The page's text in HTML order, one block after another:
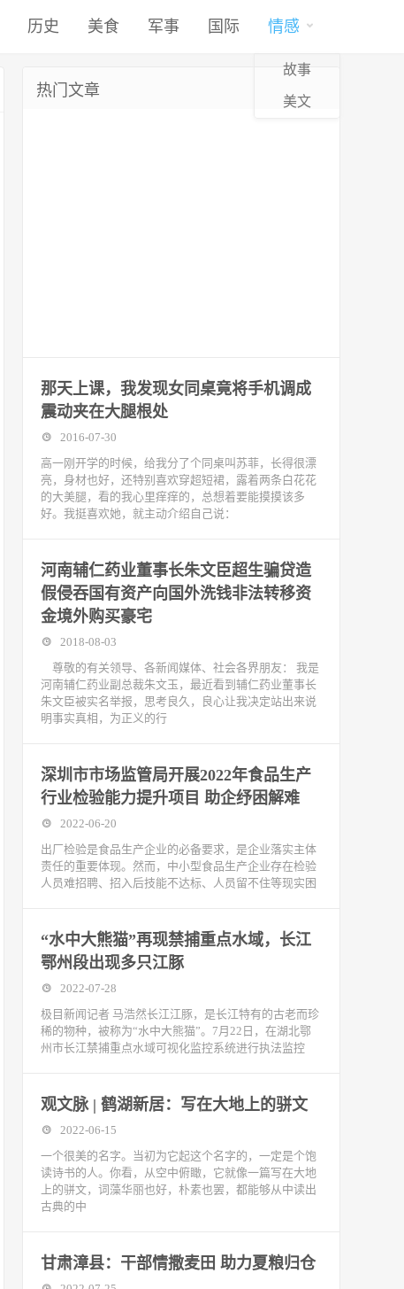
历史 美食 军事 国际 情感
故事
美文
热门文章
那天上课，我发现女同桌竟将手机调成
震动夹在大腿根处
2016-07-30
高一刚开学的时候，给我分了个同桌叫苏菲，长得很漂
亮，身材也好，还特别喜欢穿超短裙，露着两条白花花
的大美腿，看的我心里痒痒的，总想着要能摸摸该多
好。我挺喜欢她，就主动介绍自己说：
河南辅仁药业董事长朱文臣超生骗贷造
假侵吞国有资产向国外洗钱非法转移资
金境外购买豪宅
2018-08-03
尊敬的有关领导、各新闻媒体、社会各界朋友： 我是
河南辅仁药业副总裁朱文玉，最近看到辅仁药业董事长
朱文臣被实名举报，思考良久，良心让我决定站出来说
明事实真相，为正义的行
深圳市市场监管局开展2022年食品生产
行业检验能力提升项目 助企纾困解难
2022-06-20
出厂检验是食品生产企业的必备要求，是企业落实主体
责任的重要体现。然而，中小型食品生产企业存在检验
人员难招聘、招入后技能不达标、人员留不住等现实困
“水中大熊猫”再现禁捕重点水域，长江
鄂州段出现多只江豚
2022-07-28
极目新闻记者 马浩然长江江豚，是长江特有的古老而珍
稀的物种，被称为“水中大熊猫”。7月22日，在湖北鄂
州市长江禁捕重点水域可视化监控系统进行执法监控
观文脉 | 鹤湖新居：写在大地上的骈文
2022-06-15
一个很美的名字。当初为它起这个名字的，一定是个饱
读诗书的人。你看，从空中俯瞰，它就像一篇写在大地
上的骈文，词藻华丽也好，朴素也罢，都能够从中读出
古典的中
甘肃漳县：干部情撒麦田 助力夏粮归仓